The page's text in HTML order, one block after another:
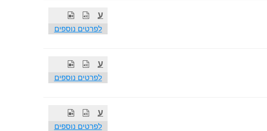
ע
לפרטים נוספים
ע
לפרטים נוספים
ע
לפרטים נוספים